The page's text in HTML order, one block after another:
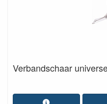
Verbandschaar